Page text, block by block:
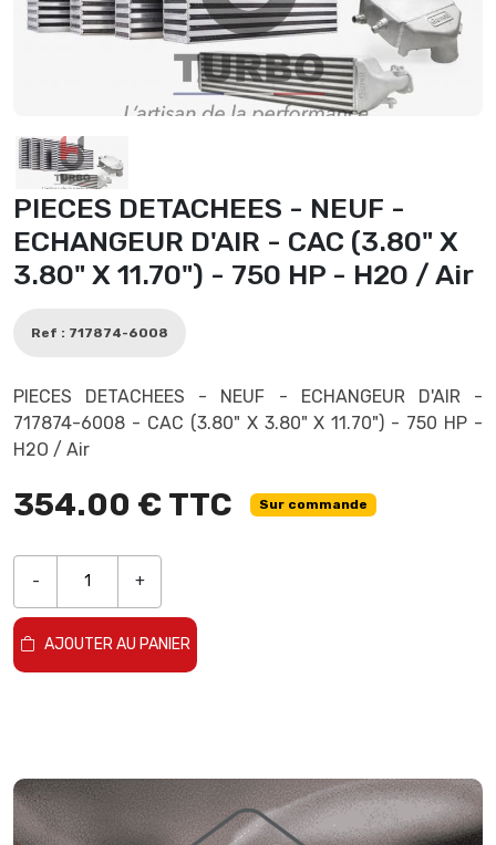
PIECES DETACHEES - NEUF -
ECHANGEUR D'AIR - CAC (3.80" X
3.80" X 11.70") - 750 HP - H2O / Air
Ref : 717874-6008
PIECES DETACHEES - NEUF - ECHANGEUR D'AIR -
717874-6008 - CAC (3.80" X 3.80" X 11.70") - 750 HP -
H2O / Air
354.00 € TTC Sur commande
- +
AJOUTER AU PANIER